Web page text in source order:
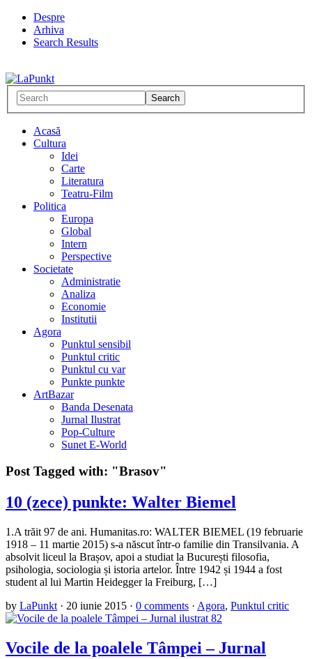
Despre
Arhiva
Search Results
Acasă
Cultura
Idei
Carte
Literatura
Teatru-Film
Politica
Europa
Global
Intern
Perspective
Societate
Administratie
Analiza
Economie
Institutii
Agora
Punktul sensibil
Punktul critic
Punktul cu var
Punkte punkte
ArtBazar
Banda Desenata
Jurnal Ilustrat
Pop-Culture
Sunet E-World
Post Tagged with: "Brasov"
10 (zece) punkte: Walter Biemel
1.A trăit 97 de ani. Humanitas.ro: WALTER BIEMEL (19 februarie
1918 – 11 martie 2015) s-a născut într-o familie din Transilvania. A
absolvit liceul la Brașov, apoi a studiat la București filosofia,
psihologia, sociologia și istoria artelor. Între 1942 și 1944 a fost
student al lui Martin Heidegger la Freiburg, […]
by LaPunkt · 20 iunie 2015 · 0 comments · Agora, Punktul critic
Vocile de la poalele Tâmpei – Jurnal